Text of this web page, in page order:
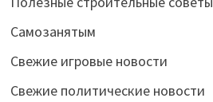
Самозанятым
Свежие игровые новости
Свежие политические новости